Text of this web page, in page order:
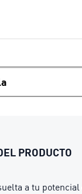
PRODUCTO
a tu